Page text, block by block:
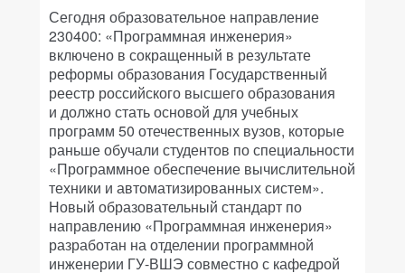
Сегодня образовательное направление
230400: «Программная инженерия»
включено в сокращенный в результате
реформы образования Государственный
реестр российского высшего образования
и должно стать основой для учебных
программ 50 отечественных вузов, которые
раньше обучали студентов по специальности
«Программное обеспечение вычислительной
техники и автоматизированных систем».
Новый образовательный стандарт по
направлению «Программная инженерия»
разработан на отделении программной
инженерии ГУ-ВШЭ совместно с кафедрой